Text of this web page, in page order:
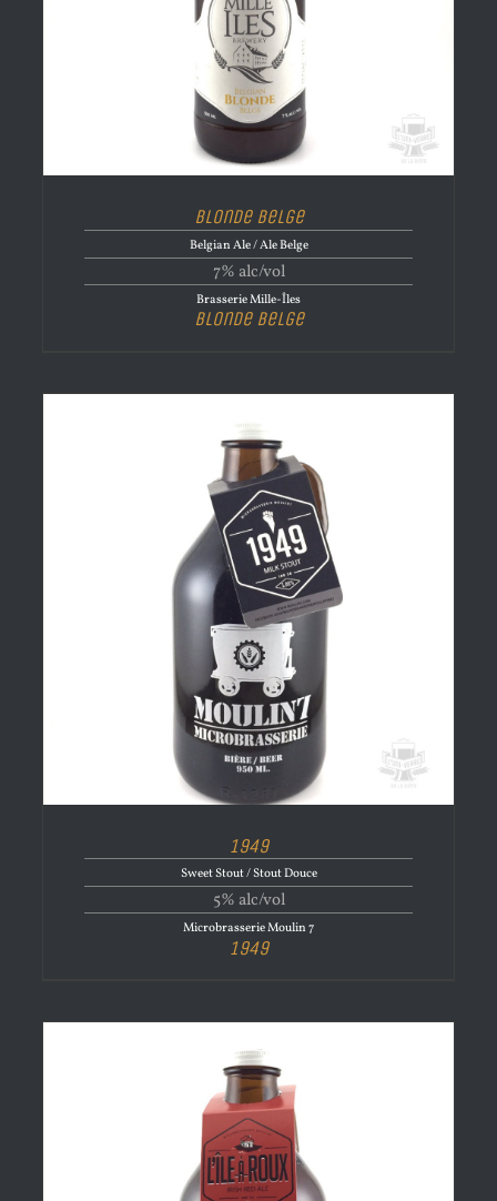
Blonde Belge
Belgian Ale / Ale Belge
7% alc/vol
Brasserie Mille-Îles
Blonde Belge
1949
Sweet Stout / Stout Douce
5% alc/vol
Microbrasserie Moulin 7
1949